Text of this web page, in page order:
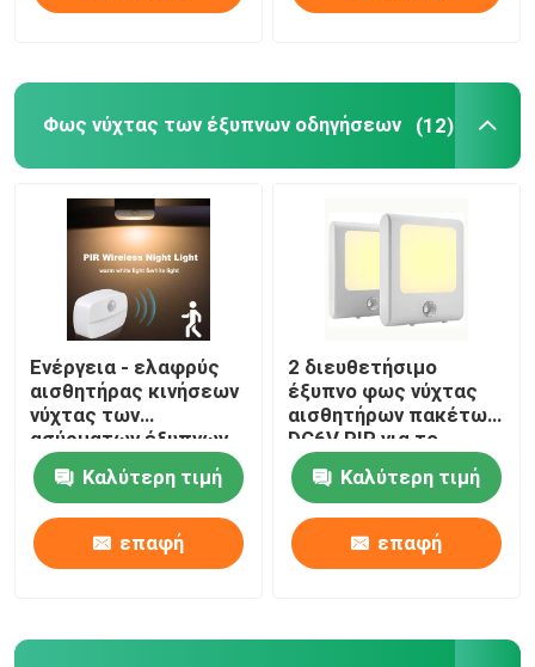
Φως νύχτας των έξυπνων οδηγήσεων (12)
Ενέργεια - ελαφρύς
αισθητήρας κινήσεων
νύχτας των
ασύρματων έξυπνων
οδηγήσεων
αποταμίευσης για την
κρεβατοκάμαρα
ντουλαπιών
Καλύτερη τιμή
επαφή
2 διευθετήσιμο
έξυπνο φως νύχτας
αισθητήρων πακέτων
DC6V PIR για το
δωμάτιο
χρησιμότητας γκαράζ
Καλύτερη τιμή
επαφή